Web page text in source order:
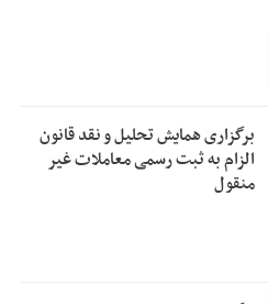
برگزاری همایش تحلیل و نقد قانون
الزام به ثبت رسمی معاملات غیر
منقول